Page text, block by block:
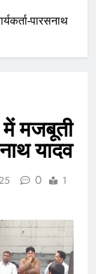
पारसनाथ
मजबूती
यादव
0
1